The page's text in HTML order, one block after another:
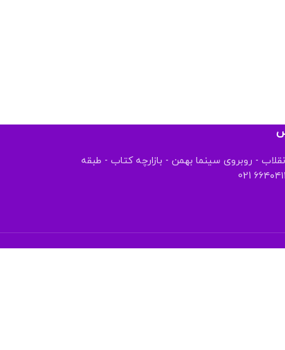
- روبروی سینما بهمن - بازارچه کتاب - طبقه